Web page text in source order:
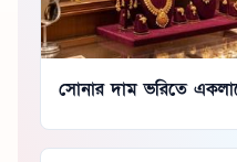
সোনার দাম ভরিতে